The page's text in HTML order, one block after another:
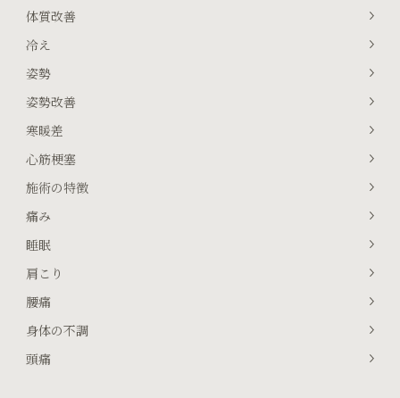
体質改善
冷え
姿勢
姿勢改善
寒暖差
心筋梗塞
施術の特徴
痛み
睡眠
肩こり
腰痛
身体の不調
頭痛